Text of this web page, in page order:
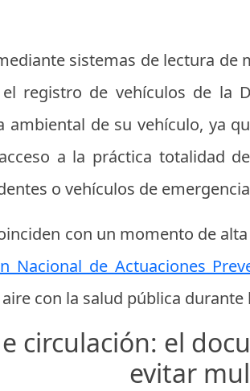
sistemas de lectura
registro de vehículos de la
ambiental de su vehículo, ya
a la práctica totalidad
o vehículos de
con un momento de
Nacional de Actuaciones
con la salud pública durante
circulación: el
evitar